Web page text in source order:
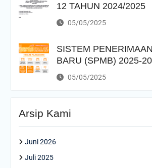
12 TAHUN 2024/2025
05/05/2025
SISTEM
BARU (SPMB) 2025-
05/05/2025
Arsip Kami
Juni 2026
Juli 2025